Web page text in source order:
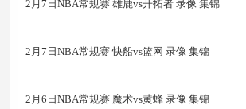
2月7日NBA常规赛 雄鹿vs开拓者 录像 集锦
2月7日NBA常规赛 快船vs篮网 录像 集锦
2月6日NBA常规赛 魔术vs黄蜂 录像 集锦